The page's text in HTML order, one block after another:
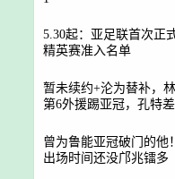
5.30起：亚足联首次正
精英赛准入名单
暂未续约+沦为替补，
第6外援踢亚冠，孔特
曾为鲁能亚冠破门的他
出场时间还没邝兆镭多